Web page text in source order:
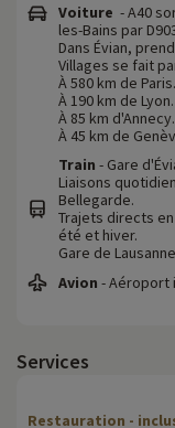
Voiture - A40
les-Bains par
Dans Évian,
Villages se fait
À 580 km de Paris.
À 190 km de Lyon.
À 85 km d'Annecy.
À 45 km de
Train - Gare
Liaisons
Bellegarde.
Trajets directs en
été et hiver.
Gare de
Avion - Aéroport
Services
Restauration -